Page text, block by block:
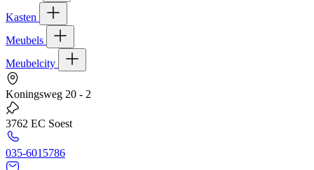
Kasten
Meubels
Meubelcity
Koningsweg 20 - 2
3762 EC Soest
035-6015786